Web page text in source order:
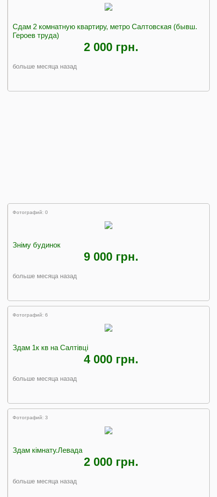
Сдам 2 комнатную квартиру, метро Салтовская (бывш.
Героев труда)
2 000 грн.
больше месяца назад
Фотографий: 0
Зніму будинок
9 000 грн.
больше месяца назад
Фотографий: 6
Здам 1к кв на Салтівці
4 000 грн.
больше месяца назад
Фотографий: 3
Здам кімнату.Левада
2 000 грн.
больше месяца назад